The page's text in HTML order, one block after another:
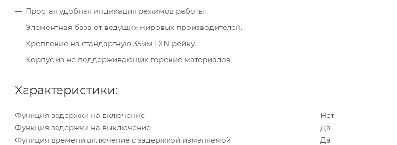
Простая удобная индикация режимов работы.
Элементная база от ведущих мировых производителей.
Крепление на стандартную 35мм DIN-рейку.
Корпус из не поддерживающих горение материалов.
Характеристики:
Функция задержки на включение
Нет
Функция задержки на выключение
Да
Функция времени включение с задержкой изменяемой
Да